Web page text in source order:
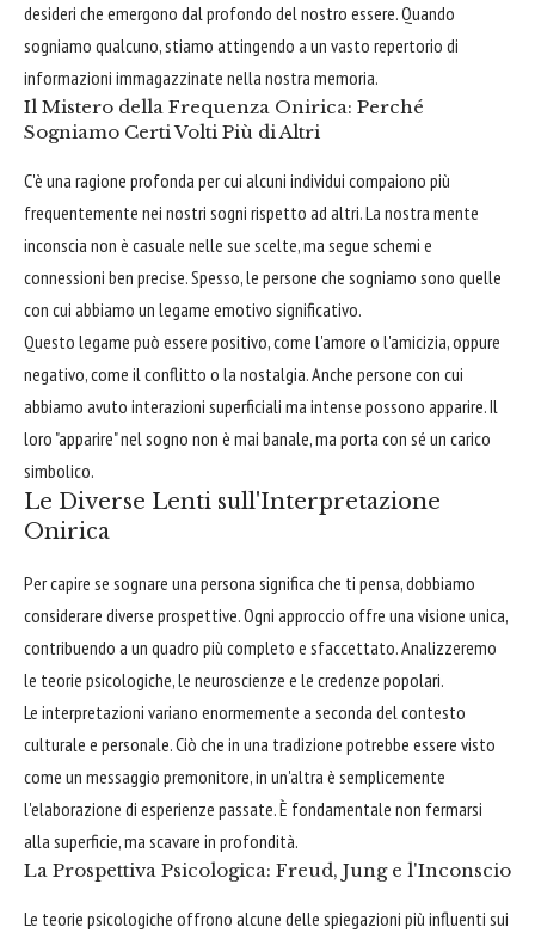
desideri che emergono dal profondo del nostro essere. Quando
sogniamo qualcuno, stiamo attingendo a un vasto repertorio di
informazioni immagazzinate nella nostra memoria.
Il Mistero della Frequenza Onirica: Perché
Sogniamo Certi Volti Più di Altri
C'è una ragione profonda per cui alcuni individui compaiono più
frequentemente nei nostri sogni rispetto ad altri. La nostra mente
inconscia non è casuale nelle sue scelte, ma segue schemi e
connessioni ben precise. Spesso, le persone che sogniamo sono quelle
con cui abbiamo un legame emotivo significativo.
Questo legame può essere positivo, come l'amore o l'amicizia, oppure
negativo, come il conflitto o la nostalgia. Anche persone con cui
abbiamo avuto interazioni superficiali ma intense possono apparire. Il
loro "apparire" nel sogno non è mai banale, ma porta con sé un carico
simbolico.
Le Diverse Lenti sull'Interpretazione
Onirica
Per capire se sognare una persona significa che ti pensa, dobbiamo
considerare diverse prospettive. Ogni approccio offre una visione unica,
contribuendo a un quadro più completo e sfaccettato. Analizzeremo
le teorie psicologiche, le neuroscienze e le credenze popolari.
Le interpretazioni variano enormemente a seconda del contesto
culturale e personale. Ciò che in una tradizione potrebbe essere visto
come un messaggio premonitore, in un'altra è semplicemente
l'elaborazione di esperienze passate. È fondamentale non fermarsi
alla superficie, ma scavare in profondità.
La Prospettiva Psicologica: Freud, Jung e l'Inconscio
Le teorie psicologiche offrono alcune delle spiegazioni più influenti sui